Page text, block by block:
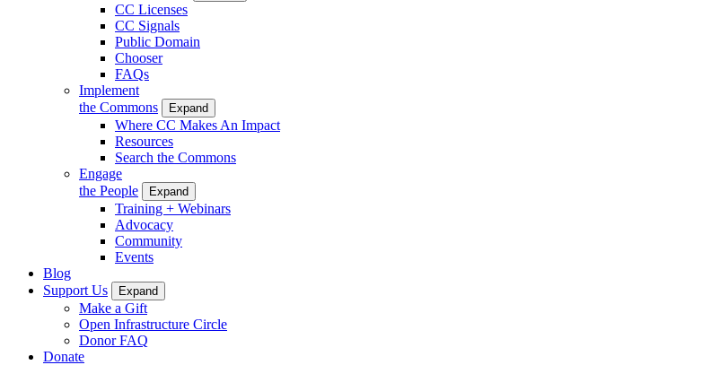
CC Licenses
CC Signals
Public Domain
Chooser
FAQs
Implement
the Commons
Expand
Where CC Makes An Impact
Resources
Search the Commons
Engage
the People
Expand
Training + Webinars
Advocacy
Community
Events
Blog
Support Us
Expand
Make a Gift
Open Infrastructure Circle
Donor FAQ
Donate